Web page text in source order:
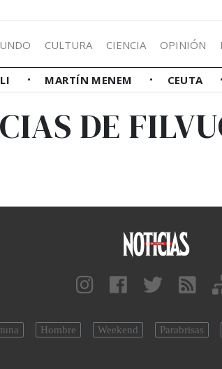
CULTURA CIENCIA OPINIÓN
MARTÍN MENEM CEUTA
DE
Hombre Weekend Parabrisas